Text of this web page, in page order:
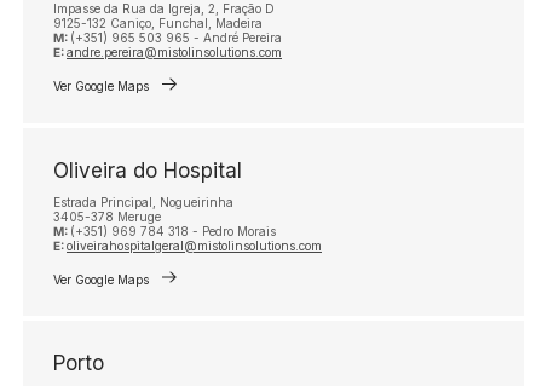
Impasse da Rua da Igreja, 2, Fração D
9125-132 Caniço, Funchal, Madeira
M: (+351) 965 503 965 - André Pereira
E:andre.pereira@mistolinsolutions.com
Ver Google Maps
Oliveira do Hospital
Estrada Principal, Nogueirinha
3405-378 Meruge
M: (+351) 969 784 318 - Pedro Morais
E:oliveirahospitalgeral@mistolinsolutions.com
Ver Google Maps
Porto